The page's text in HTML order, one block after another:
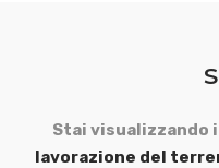
Stai
lavorazione del